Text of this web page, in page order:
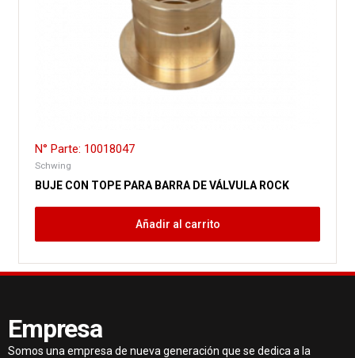
N° Parte: 10018047
Schwing
BUJE CON TOPE PARA BARRA DE VÁLVULA ROCK
Añadir al carrito
Empresa
Somos una empresa de nueva generación que se dedica a la